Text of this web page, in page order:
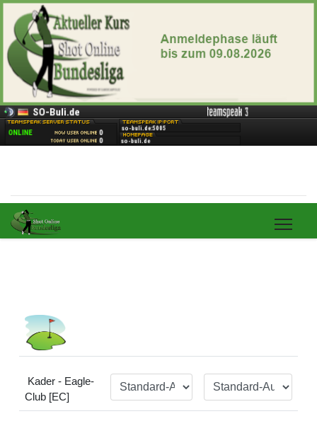
Kader - Eagle-
Club [EC]